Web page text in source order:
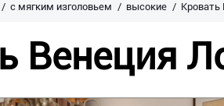
с мягким изголовьем высокие Кровать
Венеция